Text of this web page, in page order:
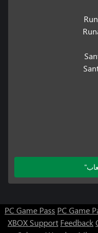
PC Game Pass PC Game
XBOX Support Feedback